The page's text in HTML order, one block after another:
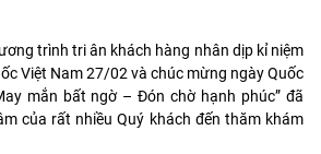
trình tri ân khách hàng nhân dịp kỉ niệm
Việt Nam 27/02 và chúc mừng ngày Quốc
mắn bất ngờ – Đón chờ hạnh phúc” đã
của rất nhiều Quý khách đến thăm khám